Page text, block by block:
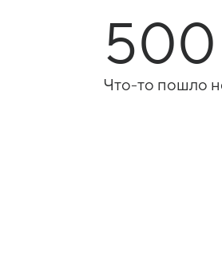
500
Что-то пошло